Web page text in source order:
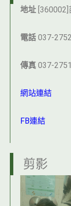
地址
電話 037-
傳真 037-
網站連結
FB連結
剪影